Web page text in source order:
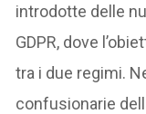
introdotte delle
GDPR, dove
tra i due regimi.
confusionarie